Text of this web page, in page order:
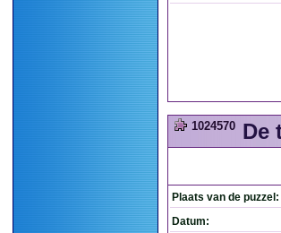
1024570 De
Plaats van de puzzel:
Datum: